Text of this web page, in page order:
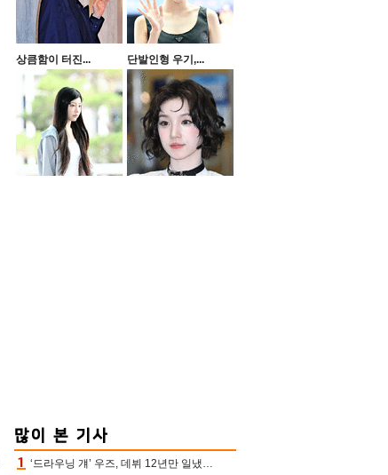
상큼함이 터진... 단발인형 우기,...
‘드라우닝 걔’ 우즈, 데뷔 12년만 일냈다…체조경기장 입성 확정